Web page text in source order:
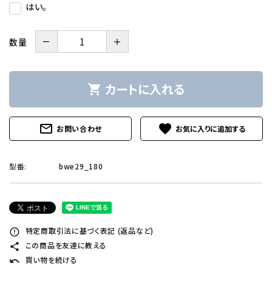
はい。
数量 － ＋
shopping_cart カートに入れる
mail_outline お問い合わせ favorite
型番: bwe29_180
error_outline 特定商取引法に基づく表記 (返品など)
share この商品を友達に教える
undo 買い物を続ける